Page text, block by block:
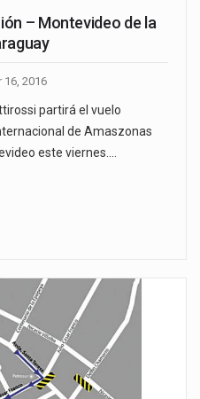
– Montevideo de la
16, 2016
partirá el vuelo
de Amaszonas
este viernes.…